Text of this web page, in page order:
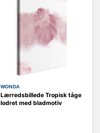
WONDA
Lærredsbillede Tropisk tåge
lodret med bladmotiv